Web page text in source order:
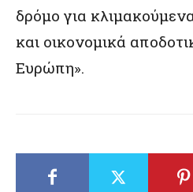
δρόμο για
και οικονομικά
Ευρώπη».